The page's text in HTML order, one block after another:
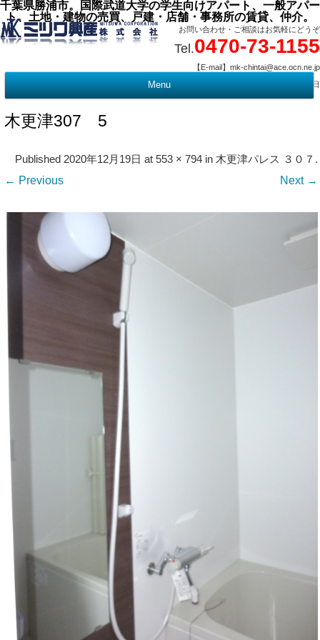
千葉県勝浦市。国際武道大学の学生向けアパート、一般アパー
ト、土地・建物の売買、戸建・店舗・事務所の賃貸、仲介。
お問い合わせ・ご相談はお気軽にどうぞ
Tel.0470-73-1155
【E-mail】mk-chintai@ace.ocn.ne.jp
【営業時間】09:00 ～ 17:15 【定 休 日】水曜・祭日
Menu
木更津307 5
Published2020年12月19日 at553 × 794 in木更津パレス ３０７ .
← Previous Next →